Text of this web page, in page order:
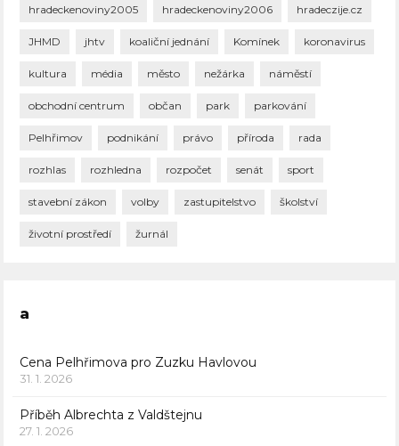
hradeckenoviny2005 hradeckenoviny2006 hradeczije.cz
JHMD jhtv koaliční jednání Komínek koronavirus
kultura média město nežárka náměstí
obchodní centrum občan park parkování
Pelhřimov podnikání právo příroda rada
rozhlas rozhledna rozpočet senát sport
stavební zákon volby zastupitelstvo školství
životní prostředí žurnál
a
Cena Pelhřimova pro Zuzku Havlovou
31. 1. 2026
Příběh Albrechta z Valdštejnu
27. 1. 2026